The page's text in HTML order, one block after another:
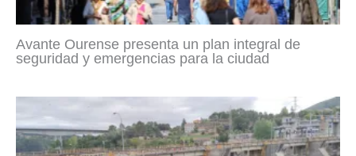
Avante Ourense presenta un plan integral de
seguridad y emergencias para la ciudad